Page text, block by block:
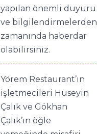
yapılan önemli duyuru
ve bilgilendirmelerden
zamanında haberdar
olabilirsiniz.
Yörem Restaurant’ın
işletmecileri Hüseyin
Çalık ve Gökhan
Çalık’ın öğle